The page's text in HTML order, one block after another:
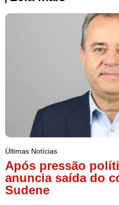
Últimas Notícias
Após pressão
anuncia saída do
Sudene